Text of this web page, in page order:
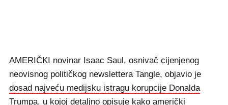
AMERIČKI novinar Isaac Saul, osnivač cijenjenog
neovisnog političkog newslettera Tangle, objavio je
dosad najveću medijsku istragu korupcije Donalda
Trumpa, u kojoj detaljno opisuje kako američki